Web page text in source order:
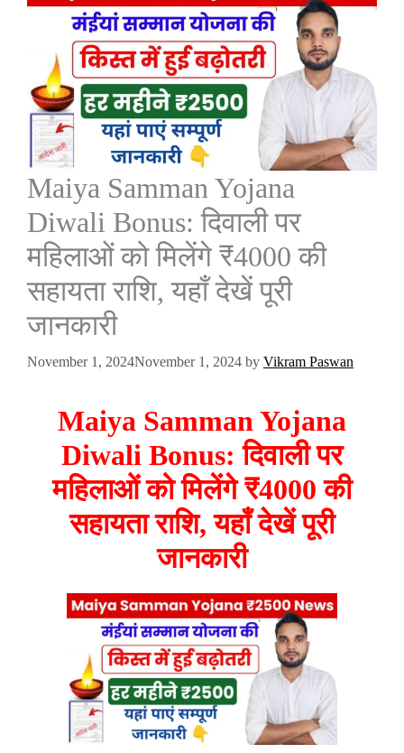
Maiya Samman Yojana
Diwali Bonus: दिवाली पर
महिलाओं को मिलेंगे ₹4000 की
सहायता राशि, यहाँ देखें पूरी
जानकारी
November 1, 2024November 1, 2024 by Vikram Paswan
Maiya Samman Yojana
Diwali Bonus: दिवाली पर
महिलाओं को मिलेंगे ₹4000 की
सहायता राशि, यहाँ देखें पूरी
जानकारी